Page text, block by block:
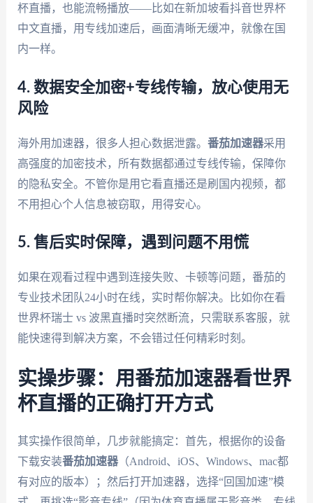
杯直播，也能流畅播放——比如在新加坡看抖音世界杯
中文直播，用专线加速后，画面清晰无缓冲，就像在国
内一样。
4. 数据安全加密+专线传输，放心使用无
风险
海外用加速器，很多人担心数据泄露。 番茄加速器采用
高强度的加密技术，所有数据都通过专线传输，保障你
的隐私安全。不管你是用它看直播还是刷国内视频，都
不用担心个人信息被窃取，用得安心。
5. 售后实时保障，遇到问题不用慌
如果在观看过程中遇到连接失败、卡顿等问题，番茄的
专业技术团队24小时在线，实时帮你解决。比如你在看
世界杯瑞士 vs 波黑直播时突然断流，只需联系客服，就
能快速得到解决方案，不会错过任何精彩时刻。
实操步骤：用番茄加速器看世界
杯直播的正确打开方式
其实操作很简单，几步就能搞定：首先，根据你的设备
下载安装番茄加速器（Android、iOS、Windows、mac都
有对应的版本）；然后打开加速器，选择“回国加速”模